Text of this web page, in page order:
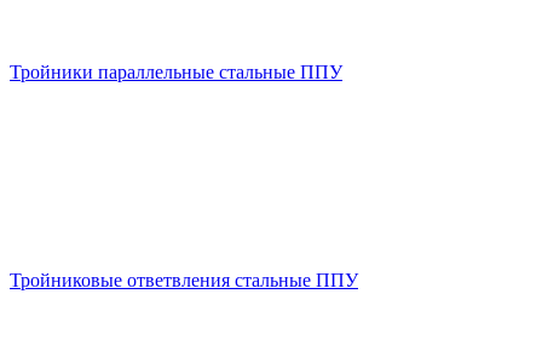
Тройники параллельные стальные ППУ
Тройниковые ответвления стальные ППУ